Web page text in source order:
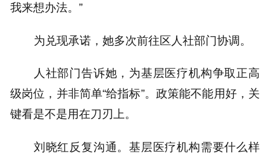
我来想办法。”
为兑现承诺，她多次前往区人社部门协调。
人社部门告诉她，为基层医疗机构争取正高
级岗位，并非简单“给指标”。政策能不能用好，关
键看是不是用在刀刃上。
刘晓红反复沟通。基层医疗机构需要什么样